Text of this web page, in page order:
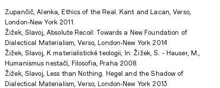
Zupančič, Alenka, Ethics of the Real. Kant and Lacan, Verso,
London-New York 2011.
Žižek, Slavoj, Absolute Recoil: Towards a New Foundation of
Dialectical Materialism, Verso, London-New York 2014
Žižek, Slavoj, K materialistické teologii, In: Žižek, S. - Hauser, M.,
Humanismus nestačí, Filosofia, Praha 2008.
Žižek, Slavoj, Less than Nothing. Hegel and the Shadow of
Dialectical Materialism, Verso, London-New York 2013